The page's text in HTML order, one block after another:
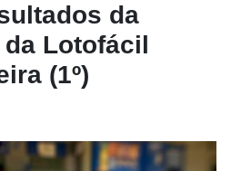
da
da Lotofácil
(1º)